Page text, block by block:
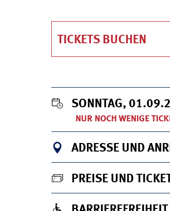
TICKETS BUCHEN
SONNTAG,
NUR NOCH WENIGE
ADRESSE UND
PREISE UND